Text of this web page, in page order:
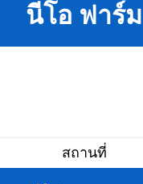
นีโอ ฟาร์ม
สถานที่